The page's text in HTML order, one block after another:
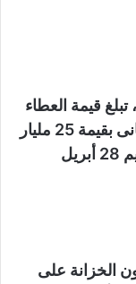
قيمة العطاء
الأول 30 مليار جنيه لأجل 182 يوماً،والثانى بقيمة 25 مليار
جنيه لأجل 364 يوماً، بموعد نهائي للتقديم 28 أبريل
الخزانة على